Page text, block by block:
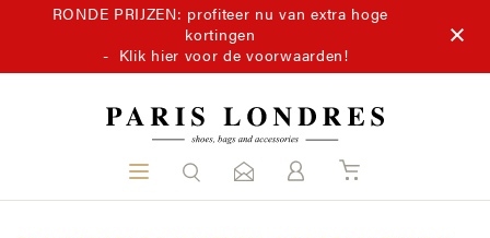
RONDE PRIJZEN: profiteer nu van extra hoge
kortingen
- Klik hier voor de voorwaarden!